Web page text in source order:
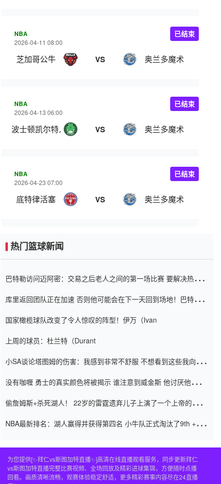
NBA
2026-04-11 08:00
芝加哥公牛 VS 奥兰多魔术
已结束
NBA
2026-04-13 06:00
波士顿凯尔特人 VS 奥兰多魔术
已结束
NBA
2026-04-23 07:00
底特律活塞 VS 奥兰多魔术
已结束
热门篮球新闻
巴特勒访问迈阿密：交易之后老人之间的第一场比赛 要解决热情的
库里返回团队正在加速 否则他可能会在下一天回到场地！巴特勒迈
国家橄榄球队改变了令人惊叹的阵型！伊万（Ivan
上周的球员：杜兰特（Durant
小SA谈论塔图姆的伤害：我感到非常不舒服 不想看到这些我向他
没有咖喱 勇士的真实颜色将被揭示 谁注意到威金斯 他讨厌他的老
偷詹姆斯+杀死湖人！ 22岁的雷霆遗弃儿子上演了一个上帝的剧
NBA最新排名：湖人赢得并获得第四名 小牛队正式淘汰了9th + 76
为您提供[✨拜仁vs斯图加特直播✨]高清在线直播观看服务，同步更新拜仁
vs斯图加特直播完整比赛视频、全场回放及精彩进球集锦，方便随时点播
回看。画质清晰流畅，观赛体验稳定舒适，更多精彩赛事内容尽在24直播